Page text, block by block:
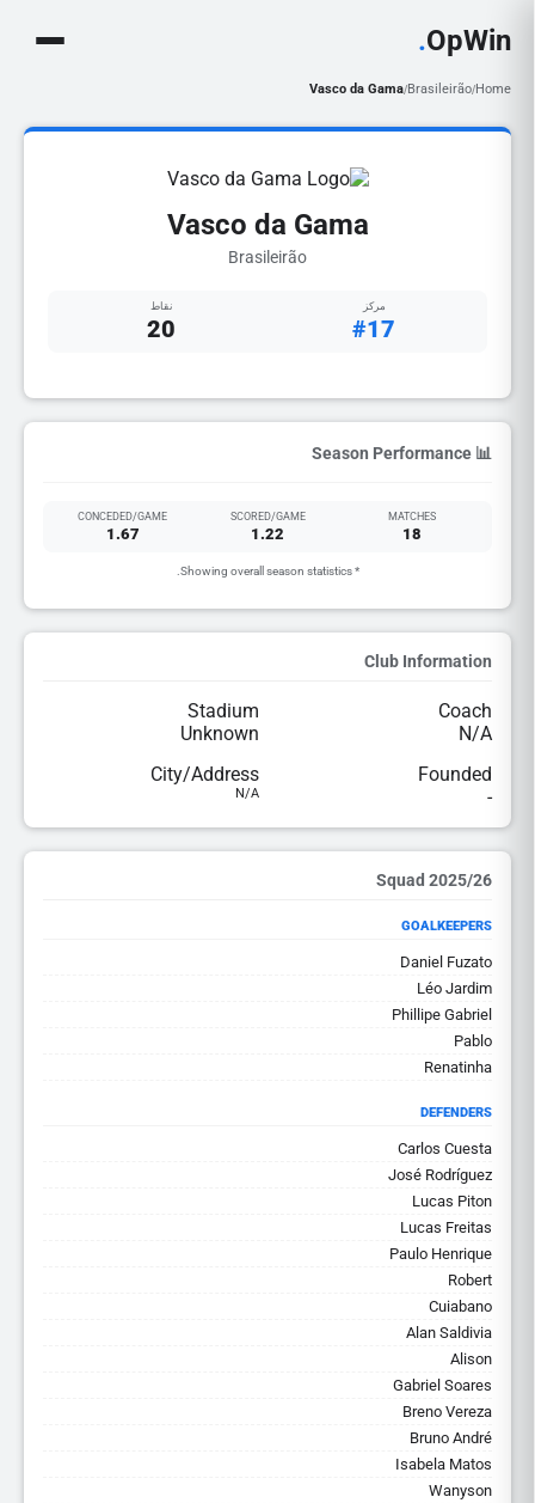
OpWin
.
Home
/
Brasileirão
/
Vasco da Gama
Vasco da Gama
Brasileirão
مركز
#17
نقاط
20
📊 Season Performance
MATCHES
18
SCORED/GAME
1.22
CONCEDED/GAME
1.67
* Showing overall season statistics.
Club Information
Coach
N/A
Stadium
Unknown
Founded
-
City/Address
N/A
2025/26 Squad
GOALKEEPERS
Daniel Fuzato
Léo Jardim
Phillipe Gabriel
Pablo
Renatinha
DEFENDERS
Carlos Cuesta
José Rodríguez
Lucas Piton
Lucas Freitas
Paulo Henrique
Robert
Cuiabano
Alan Saldivia
Alison
Gabriel Soares
Breno Vereza
Bruno André
Isabela Matos
Wanyson